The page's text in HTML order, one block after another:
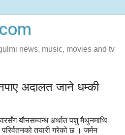
news, music, movies and tv
अदालत जाने धम्की
यौनसम्वन्ध अर्थात पशु मैथुनमाथि
तयारी गरेको छ । जर्मन